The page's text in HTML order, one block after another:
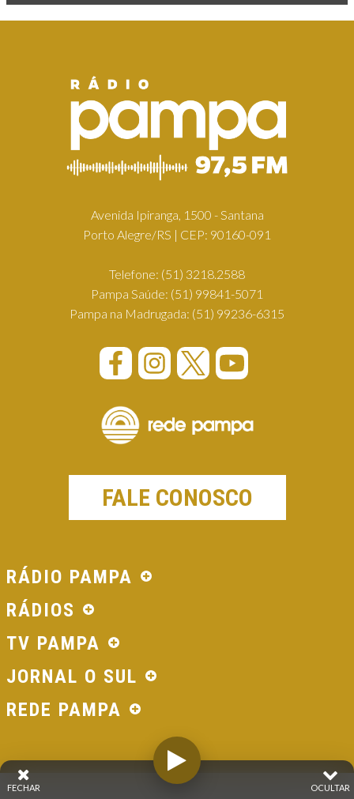
Avenida Ipiranga, 1500 - Santana
Porto Alegre/RS | CEP: 90160-091
Telefone: (51) 3218.2588
Pampa Saúde: (51) 99841-5071
Pampa na Madrugada: (51) 99236-6315
FALE CONOSCO
RÁDIO PAMPA
RÁDIOS
TV PAMPA
JORNAL O SUL
REDE PAMPA
OCULTAR
FECHAR